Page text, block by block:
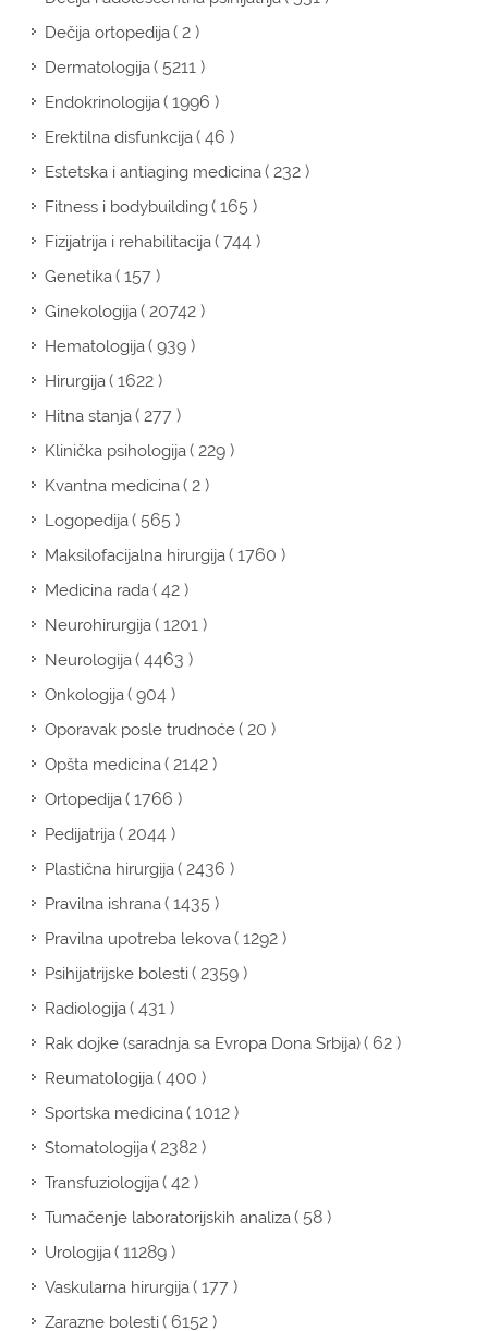
Dečija ortopedija( 2 )
Dermatologija( 5211 )
Endokrinologija( 1996 )
Erektilna disfunkcija( 46 )
Estetska i antiaging medicina( 232 )
Fitness i bodybuilding( 165 )
Fizijatrija i rehabilitacija( 744 )
Genetika( 157 )
Ginekologija( 20742 )
Hematologija( 939 )
Hirurgija( 1622 )
Hitna stanja( 277 )
Klinička psihologija( 229 )
Kvantna medicina( 2 )
Logopedija( 565 )
Maksilofacijalna hirurgija( 1760 )
Medicina rada( 42 )
Neurohirurgija( 1201 )
Neurologija( 4463 )
Onkologija( 904 )
Oporavak posle trudnoće( 20 )
Opšta medicina( 2142 )
Ortopedija( 1766 )
Pedijatrija( 2044 )
Plastična hirurgija( 2436 )
Pravilna ishrana( 1435 )
Pravilna upotreba lekova( 1292 )
Psihijatrijske bolesti( 2359 )
Radiologija( 431 )
Rak dojke (saradnja sa Evropa Dona Srbija)( 62 )
Reumatologija( 400 )
Sportska medicina( 1012 )
Stomatologija( 2382 )
Transfuziologija( 42 )
Tumačenje laboratorijskih analiza( 58 )
Urologija( 11289 )
Vaskularna hirurgija( 177 )
Zarazne bolesti( 6152 )